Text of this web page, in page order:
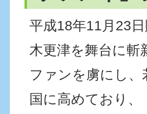
平成18年11月23日
木更津を舞台に斬
ファンを虜にし
国に高めており